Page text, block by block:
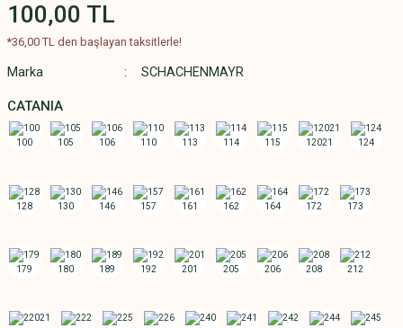
100,00 TL
*36,00 TL den başlayan taksitlerle!
Marka SCHACHENMAYR
CATANIA